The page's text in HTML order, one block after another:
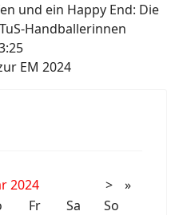
und ein Happy End: Die
Handballerinnen
EM 2024
2024 >
»
Fr Sa
So